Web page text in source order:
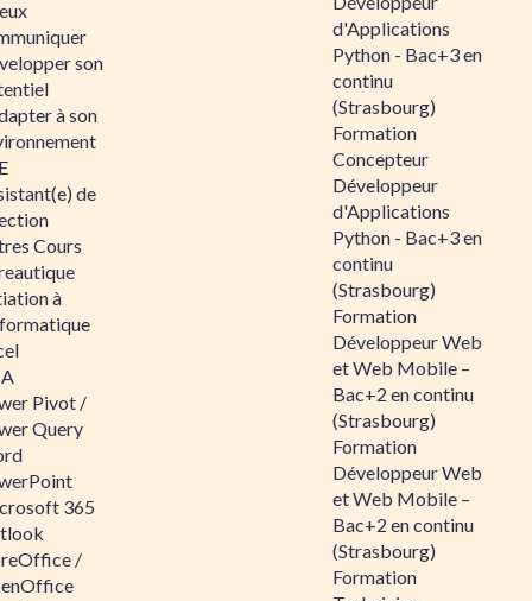
son
à son
de
Cours
à
Pivot /
Query
365
/
d'Applications
Python - Bac+3 en
continu
(Strasbourg)
Formation
Concepteur
Développeur
d'Applications
Python - Bac+3 en
continu
(Strasbourg)
Formation
Développeur Web
et Web Mobile –
Bac+2 en continu
(Strasbourg)
Formation
Développeur Web
et Web Mobile –
Bac+2 en continu
(Strasbourg)
Formation